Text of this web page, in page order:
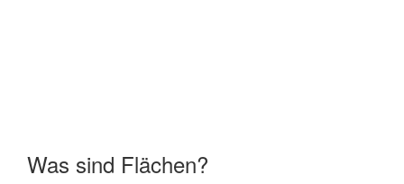
Was sind Flächen?